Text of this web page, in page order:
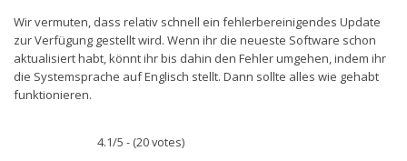
Wir vermuten, dass relativ schnell ein fehlerbereinigendes Update
zur Verfügung gestellt wird. Wenn ihr die neueste Software schon
aktualisiert habt, könnt ihr bis dahin den Fehler umgehen, indem ihr
die Systemsprache auf Englisch stellt. Dann sollte alles wie gehabt
funktionieren.
4.1/5 - (20 votes)